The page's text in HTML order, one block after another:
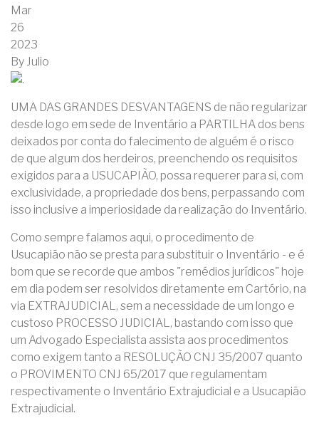
Mar
26
2023
By Julio
UMA DAS GRANDES DESVANTAGENS de não regularizar
desde logo em sede de Inventário a PARTILHA dos bens
deixados por conta do falecimento de alguém é o risco
de que algum dos herdeiros, preenchendo os requisitos
exigidos para a USUCAPIÃO, possa requerer para si, com
exclusividade, a propriedade dos bens, perpassando com
isso inclusive a imperiosidade da realização do Inventário.
Como sempre falamos aqui, o procedimento de
Usucapião não se presta para substituir o Inventário - e é
bom que se recorde que ambos "remédios jurídicos" hoje
em dia podem ser resolvidos diretamente em Cartório, na
via EXTRAJUDICIAL, sem a necessidade de um longo e
custoso PROCESSO JUDICIAL, bastando com isso que
um Advogado Especialista assista aos procedimentos
como exigem tanto a RESOLUÇÃO CNJ 35/2007 quanto
o PROVIMENTO CNJ 65/2017 que regulamentam
respectivamente o Inventário Extrajudicial e a Usucapião
Extrajudicial.